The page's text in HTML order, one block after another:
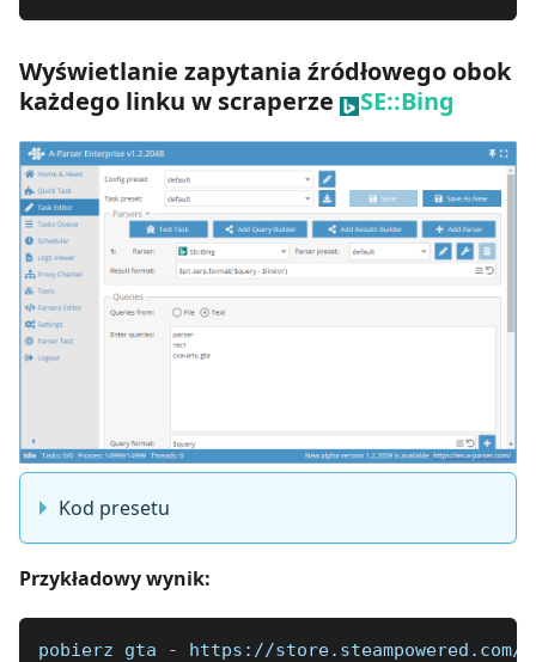
Wyświetlanie zapytania źródłowego obok
każdego linku w scraperze
SE::Bing
Kod presetu
Przykładowy wynik:
pobierz gta - https://store.steampowered.com/